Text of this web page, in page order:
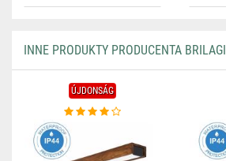
INNE PRODUKTY PRODUCENTA BRILAGI
ÚJDONSÁG